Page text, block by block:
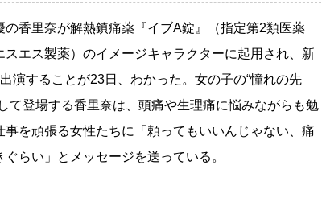
香里奈が解熱鎮痛薬『イブA錠』（指定第2類医薬
スエス製薬）のイメージキャラクターに起用され、新
演することが23日、わかった。女の子の“憧れの先
て登場する香里奈は、頭痛や生理痛に悩みながらも勉
事を頑張る女性たちに「頼ってもいいんじゃない、痛
ぐらい」とメッセージを送っている。